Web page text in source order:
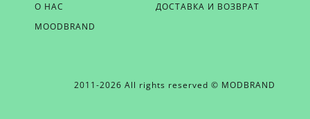
О НАС
ДОСТАВКА И ВОЗВРАТ
MOODBRAND
2011-2026 All rights reserved © MODBRAND
ОТПРАВЬТЕ НАМ СВОЙ EMAIL
ОТПРАВИТЬ EMAIL